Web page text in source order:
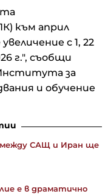
към април
с 1, 22
г.", съобщи
за
и обучение
САЩ и Иран ще
е в драматично